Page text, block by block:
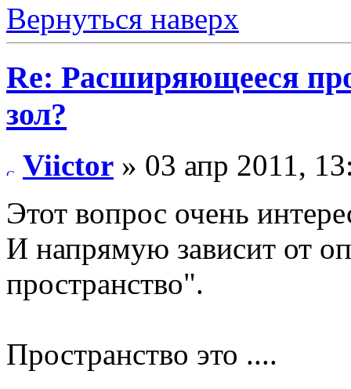
Вернуться наверх
Re: Расширяющееся
зол?
Viictor » 03 апр 2011,
Этот вопрос очень
И напрямую зависит от
пространство".
Пространство это ....